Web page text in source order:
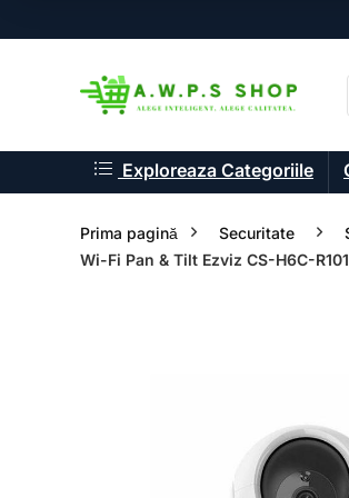
Exploreaza Categoriile
Prima pagină Securitate
Wi-Fi Pan & Tilt Ezviz CS-H6C-